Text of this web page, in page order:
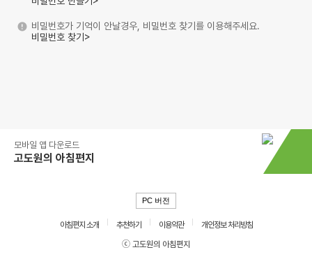
비밀번호가 기억이 안날경우, 비밀번호 찾기를 이용해주세요.
비밀번호 찾기>
모바일 앱 다운로드
고도원의 아침편지
PC 버전
아침편지 소개 추천하기 이용약관
개인정보 처리방침
ⓒ 고도원의 아침편지